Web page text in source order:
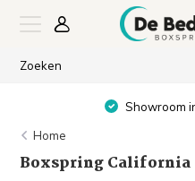
Showroom
Home
Boxspring California